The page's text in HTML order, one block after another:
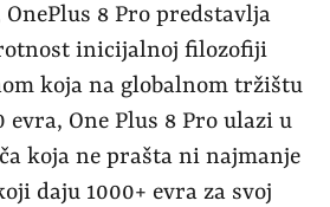
8 Pro predstavlja
inicijalnoj filozofiji
koja na globalnom tržištu
One Plus 8 Pro ulazi u
koja ne prašta ni najmanje
daju 1000+ evra za svoj